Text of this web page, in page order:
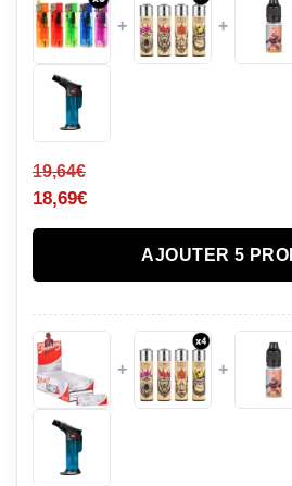
+ +
19,64€
18,69€
AJOUTER 5
+ +